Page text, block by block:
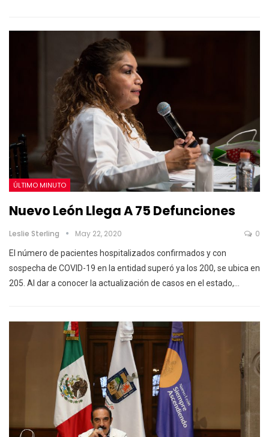
ÚLTIMO MINUTO
Nuevo León Llega A 75 Defunciones
Leslie Sterling May 22, 2020 0
El número de pacientes hospitalizados confirmados y con
sospecha de COVID-19 en la entidad superó ya los 200, se ubica en
205. Al dar a conocer la actualización de casos en el estado,